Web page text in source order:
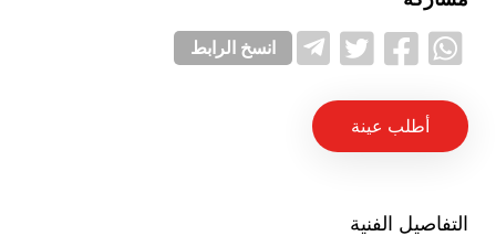
انسخ الرابط
أطلب عينة
التفاصيل الفنية